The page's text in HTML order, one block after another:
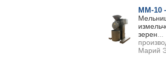
ММ-10
зерен
Марий